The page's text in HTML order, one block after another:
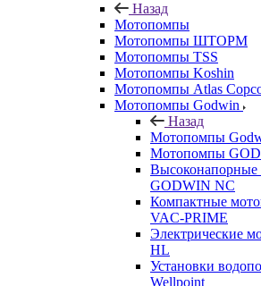
Назад
Мотопомпы
Мотопомпы ШТОРМ
Мотопомпы TSS
Мотопомпы Koshin
Мотопомпы Atlas
Мотопомпы Godwin
Назад
Мотопомпы
Мотопомпы
GODWIN NC
Компактные
VAC-PRIME
Электрические
HL
Установки
Wellpoint